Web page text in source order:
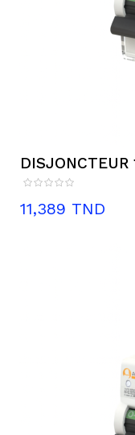
Prix
11,389 TND